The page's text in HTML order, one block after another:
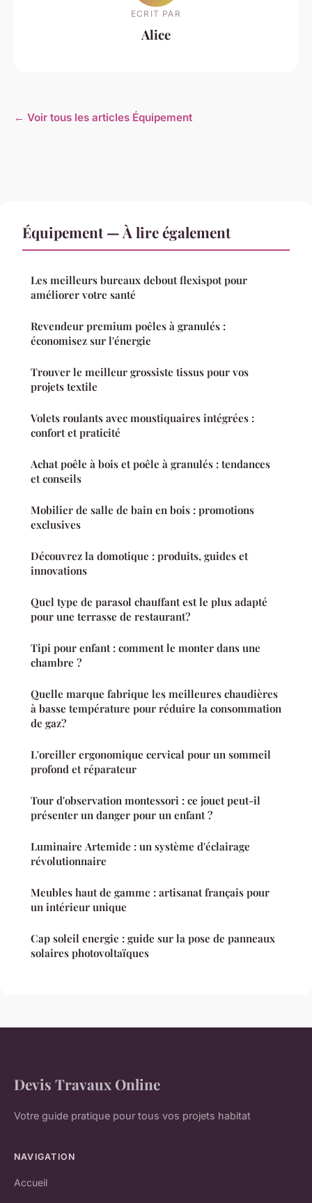
ECRIT PAR
Alice
← Voir tous les articles Équipement
Équipement — À lire également
Les meilleurs bureaux debout flexispot pour
améliorer votre santé
Revendeur premium poêles à granulés :
économisez sur l'énergie
Trouver le meilleur grossiste tissus pour vos
projets textile
Volets roulants avec moustiquaires intégrées :
confort et praticité
Achat poêle à bois et poêle à granulés : tendances
et conseils
Mobilier de salle de bain en bois : promotions
exclusives
Découvrez la domotique : produits, guides et
innovations
Quel type de parasol chauffant est le plus adapté
pour une terrasse de restaurant?
Tipi pour enfant : comment le monter dans une
chambre ?
Quelle marque fabrique les meilleures chaudières
à basse température pour réduire la consommation
de gaz?
L'oreiller ergonomique cervical pour un sommeil
profond et réparateur
Tour d'observation montessori : ce jouet peut-il
présenter un danger pour un enfant ?
Luminaire Artemide : un système d'éclairage
révolutionnaire
Meubles haut de gamme : artisanat français pour
un intérieur unique
Cap soleil energie : guide sur la pose de panneaux
solaires photovoltaïques
Devis Travaux Online
Votre guide pratique pour tous vos projets habitat
NAVIGATION
Accueil